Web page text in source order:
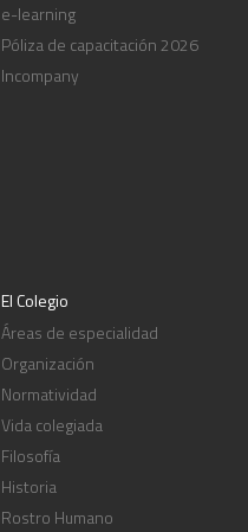
e-learning
Póliza de capacitación 2026
Incompany
El Colegio
Áreas de especialidad
Organización
Normatividad
Vida colegiada
Filosofía
Historia
Rostro Humano